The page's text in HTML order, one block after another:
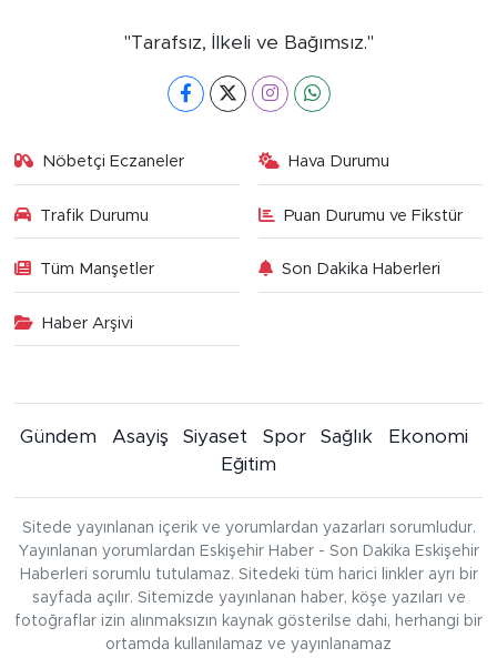
"Tarafsız, İlkeli ve Bağımsız."
Nöbetçi Eczaneler Hava Durumu
Trafik Durumu Puan Durumu ve Fikstür
Tüm Manşetler Son Dakika Haberleri
Haber Arşivi
Gündem Asayiş Siyaset Spor Sağlık
Ekonomi
Eğitim
Sitede yayınlanan içerik ve yorumlardan yazarları sorumludur.
Yayınlanan yorumlardan Eskişehir Haber - Son Dakika Eskişehir
Haberleri sorumlu tutulamaz. Sitedeki tüm harici linkler ayrı bir
sayfada açılır. Sitemizde yayınlanan haber, köşe yazıları ve
fotoğraflar izin alınmaksızın kaynak gösterilse dahi, herhangi bir
ortamda kullanılamaz ve yayınlanamaz